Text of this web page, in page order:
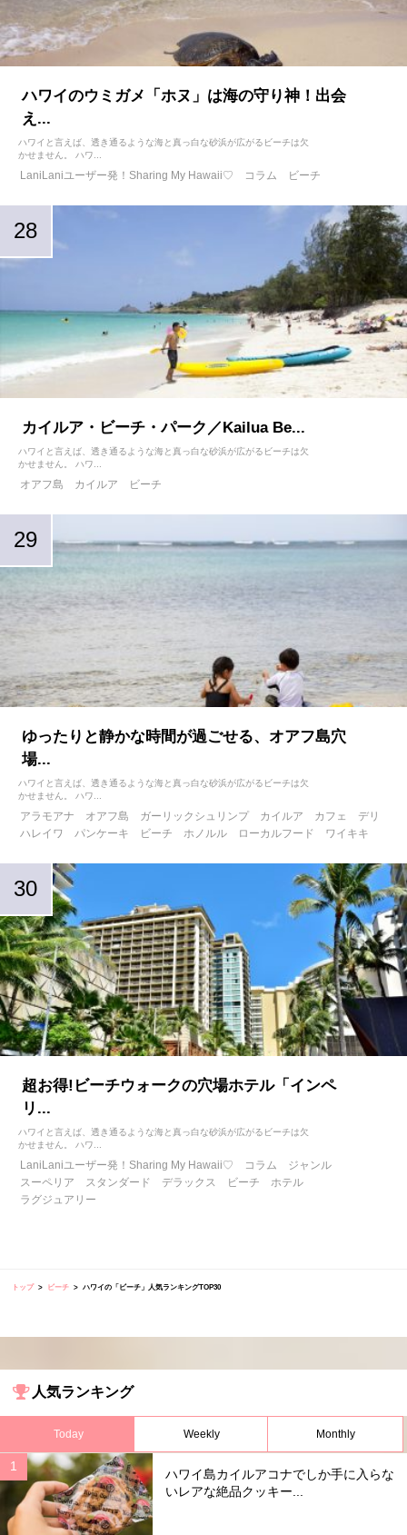
ハワイのウミガメ「ホヌ」は海の守り神！出会
え...
ハワイと言えば、透き通るような海と真っ白な砂浜が広がるビーチは欠
かせません。 ハワ...
LaniLaniユーザー発！Sharing My Hawaii♡ コラム ビーチ
カイルア・ビーチ・パーク／Kailua Be...
ハワイと言えば、透き通るような海と真っ白な砂浜が広がるビーチは欠
かせません。 ハワ...
オアフ島 カイルア ビーチ
ゆったりと静かな時間が過ごせる、オアフ島穴
場...
ハワイと言えば、透き通るような海と真っ白な砂浜が広がるビーチは欠
かせません。 ハワ...
アラモアナ オアフ島 ガーリックシュリンプ カイルア カフェ
デリ
ハレイワ
パンケーキ ビーチ ホノルル ローカルフード ワイキキ
超お得!ビーチウォークの穴場ホテル「インペ
リ...
ハワイと言えば、透き通るような海と真っ白な砂浜が広がるビーチは欠
かせません。 ハワ...
LaniLaniユーザー発！Sharing My Hawaii♡ コラム
ジャンル
スーペリア
スタンダード デラックス ビーチ
ホテル
ラグジュアリー
トップ ビーチ ハワイの「ビーチ」人気ランキングTOP30
人気ランキング
Today Weekly Monthly
ハワイ島カイルアコナでしか手に入らな
いレアな絶品クッキー...